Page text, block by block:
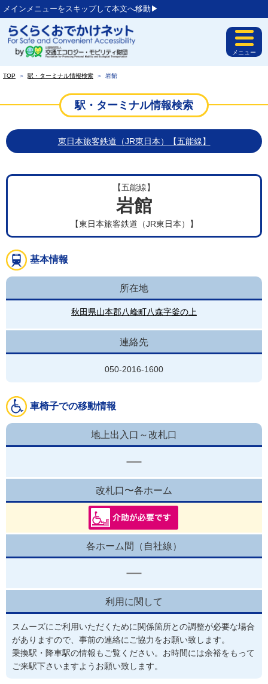
メインメニューをスキップして本文へ移動▶︎
メニュー
TOP ＞ 駅・ターミナル情報検索 ＞ 岩館
駅・ターミナル情報検索
東日本旅客鉄道（JR東日本）【五能線】
【五能線】
岩館
【東日本旅客鉄道（JR東日本）】
基本情報
所在地
秋田県山本郡八峰町八森字釜の上
連絡先
050-2016-1600
車椅子での移動情報
地上出入口～改札口
改札口〜各ホーム
各ホーム間（自社線）
利用に関して
スムーズにご利用いただくために関係箇所との調整が必要な場合
がありますので、事前の連絡にご協力をお願い致します。
乗換駅・降車駅の情報もご覧ください。お時間には余裕をもって
ご来駅下さいますようお願い致します。